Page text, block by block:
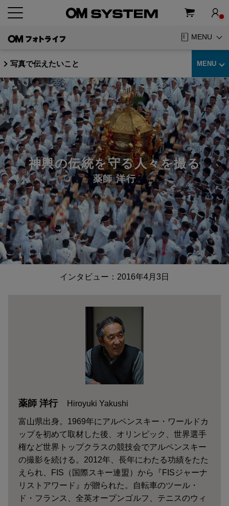
MENU
写真で伝えたいこと MENU
神輿の伝統を守る人々を撮る
薬師 洋行
インタビュー：2016年4月3日
薬師 洋行 Hiroyuki Yakushi
富山県出身。1969年にアルペンスキー・ワールドカ
ップを初めて取材した後、オリンピック、世界選手
権など世界トップクラスの競技会でアルペンスキー
の撮影を続ける。2012年、長年にわたる功績をたた
えられ、FIS（国際スキー連盟）から『FISジャーナ
リストアワード』が贈られた。自転車のツール・
ド・フランス、全英オープンゴルフ、テニスのウィ